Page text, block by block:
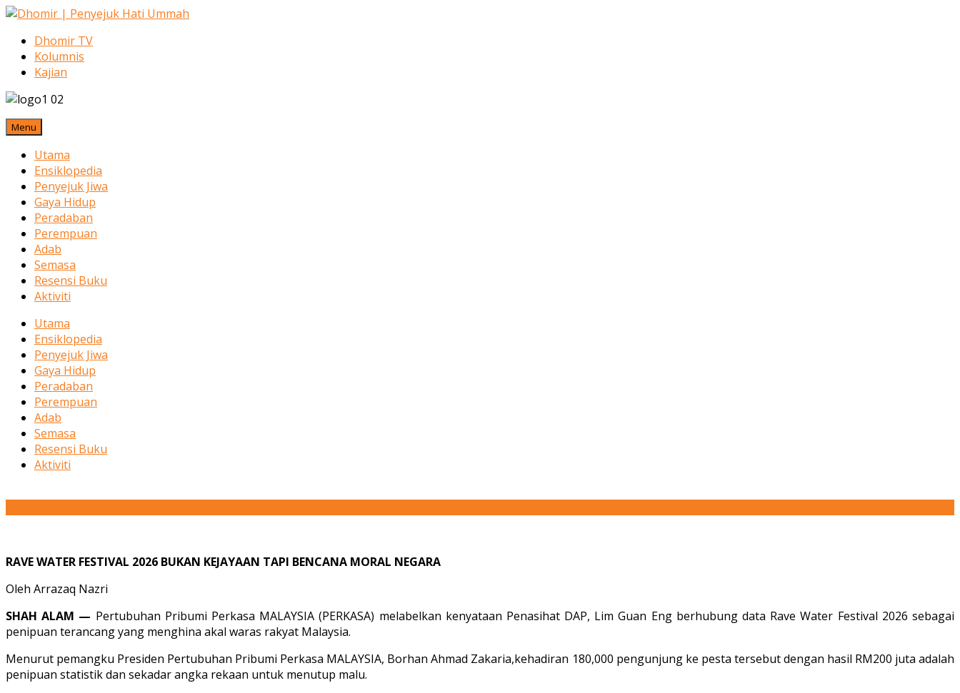
Dhomir TV
Kolumnis
Kajian
Menu
Utama
Ensiklopedia
Penyejuk Jiwa
Gaya Hidup
Peradaban
Perempuan
Adab
Semasa
Resensi Buku
Aktiviti
Utama
Ensiklopedia
Penyejuk Jiwa
Gaya Hidup
Peradaban
Perempuan
Adab
Semasa
Resensi Buku
Aktiviti
RAVE WATER FESTIVAL 2026 BUKAN KEJAYAAN TAPI BENCANA MORAL NEGARA
Oleh Arrazaq Nazri
SHAH ALAM — Pertubuhan Pribumi Perkasa MALAYSIA (PERKASA) melabelkan kenyataan Penasihat DAP, Lim Guan Eng berhubung data Rave Water Festival 2026 sebagai
penipuan terancang yang menghina akal waras rakyat Malaysia.
Menurut pemangku Presiden Pertubuhan Pribumi Perkasa MALAYSIA, Borhan Ahmad Zakaria,kehadiran 180,000 pengunjung ke pesta tersebut dengan hasil RM200 juta adalah
penipuan statistik dan sekadar angka rekaan untuk menutup malu.